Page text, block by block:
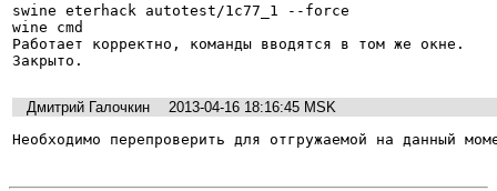
swine eterhack autotest/1c77_1 --force
wine cmd
Работает корректно, команды вводятся в том же окне.
Закрыто.
Дмитрий Галочкин
2013-04-16 18:16:45 MSK
Необходимо перепроверить для отгружаемой на данный